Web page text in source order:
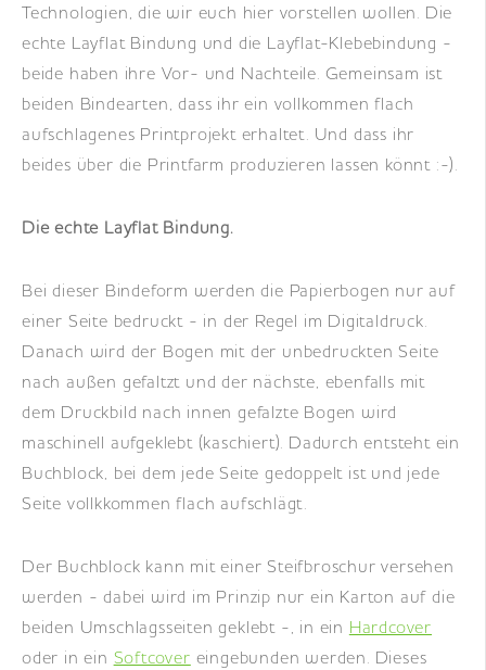
Technologien, die wir euch hier vorstellen wollen. Die
echte Layflat Bindung und die Layflat-Klebebindung -
beide haben ihre Vor- und Nachteile. Gemeinsam ist
beiden Bindearten, dass ihr ein vollkommen flach
aufschlagenes Printprojekt erhaltet. Und dass ihr
beides über die Printfarm produzieren lassen könnt :-).
Die echte Layflat Bindung.
Bei dieser Bindeform werden die Papierbogen nur auf
einer Seite bedruckt - in der Regel im Digitaldruck.
Danach wird der Bogen mit der unbedruckten Seite
nach außen gefaltzt und der nächste, ebenfalls mit
dem Druckbild nach innen gefalzte Bogen wird
maschinell aufgeklebt (kaschiert). Dadurch entsteht ein
Buchblock, bei dem jede Seite gedoppelt ist und jede
Seite vollkkommen flach aufschlägt.
Der Buchblock kann mit einer Steifbroschur versehen
werden - dabei wird im Prinzip nur ein Karton auf die
beiden Umschlagsseiten geklebt -, in ein Hardcover
oder in ein Softcover eingebunden werden. Dieses